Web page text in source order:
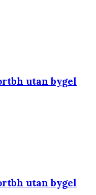
utan bygel
utan bygel